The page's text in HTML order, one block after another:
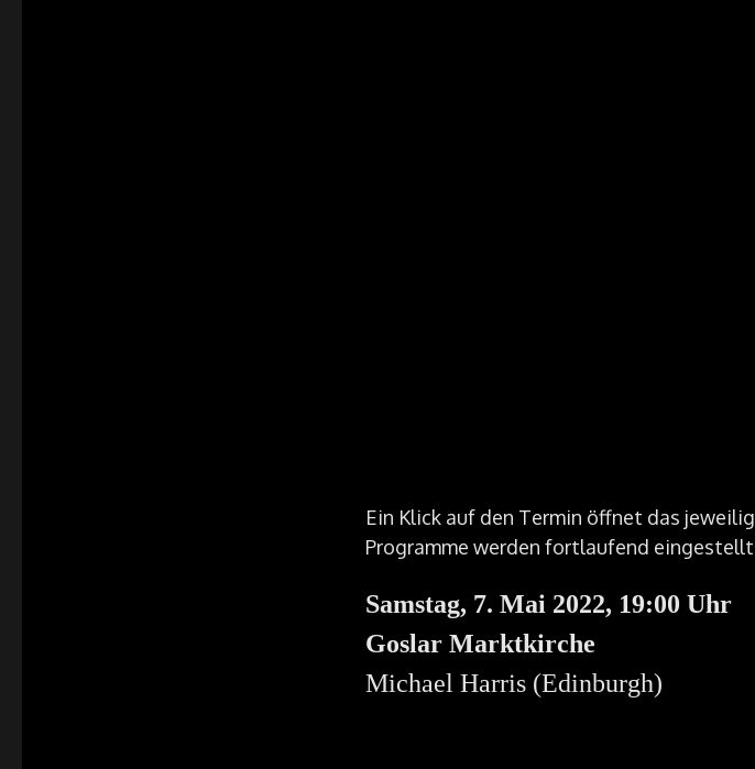
Ein Klick auf den Termin öffnet das
Programme werden fortlaufend eingestellt
Samstag, 7. Mai 2022, 19:00 Uhr
Goslar Marktkirche
Michael Harris (Edinburgh)